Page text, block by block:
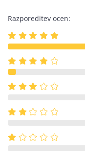
Razporeditev ocen: